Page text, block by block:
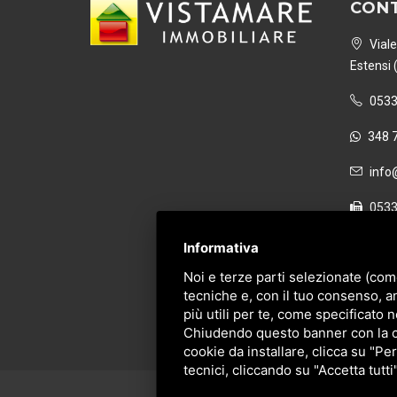
Estensi
348
Informativa
Noi e terze parti selezionate
tecniche e, con il tuo consenso,
più utili per te, come specificato
Chiudendo questo banner con la
cookie da installare, clicca su
tecnici, cliccando su "Accetta